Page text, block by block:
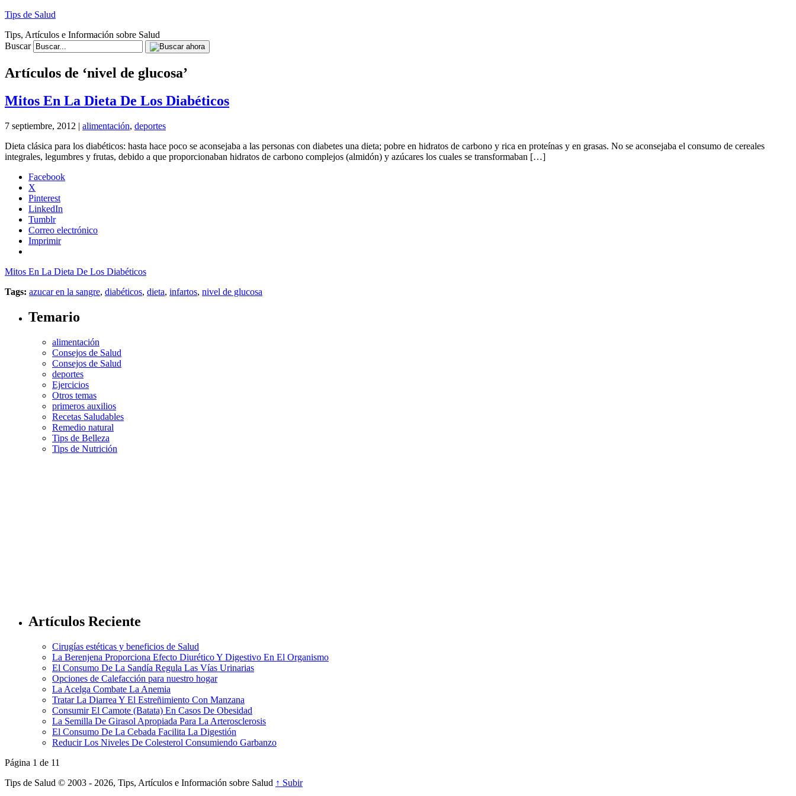
Tips de Salud
Tips, Artículos e Información sobre Salud
Buscar
Artículos de ‘nivel de glucosa’
Mitos En La Dieta De Los Diabéticos
7 septiembre, 2012 | alimentación, deportes
Dieta clásica para los diabéticos: hasta hace poco se aconsejaba a las personas con diabetes una dieta; pobre en hidratos de carbono y rica en proteínas y en grasas. No se aconsejaba el consumo de cereales
integrales, legumbres y frutas, debido a que proporcionaban hidratos de carbono complejos (almidón) y azúcares los cuales se transformaban […]
Facebook
X
Pinterest
LinkedIn
Tumblr
Correo electrónico
Imprimir
Mitos En La Dieta De Los Diabéticos
Tags: azucar en la sangre, diabéticos, dieta, infartos, nivel de glucosa
Temario
alimentación
Consejos de Salud
Consejos de Salud
deportes
Ejercicios
Otros temas
primeros auxilios
Recetas Saludables
Remedio natural
Tips de Belleza
Tips de Nutrición
Artículos Reciente
Cirugías estéticas y beneficios de Salud
La Berenjena Proporciona Efecto Diurético Y Digestivo En El Organismo
El Consumo De La Sandía Regula Las Vías Urinarias
Opciones de Calefacción para nuestro hogar
La Acelga Combate La Anemia
Tratar La Diarrea Y El Estreñimiento Con Manzana
Consumir El Camote (Batata) En Casos De Obesidad
La Semilla De Girasol Apropiada Para La Arterosclerosis
El Consumo De La Cebada Facilita La Digestión
Reducir Los Niveles De Colesterol Consumiendo Garbanzo
Página 1 de 11
Tips de Salud © 2003 - 2026, Tips, Artículos e Información sobre Salud ↑ Subir